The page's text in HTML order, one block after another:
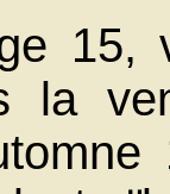
15,
la